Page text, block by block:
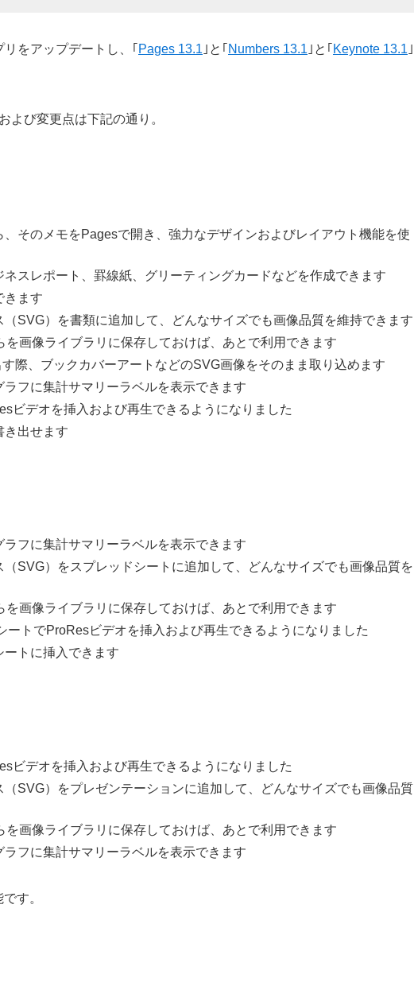
をアップデートし、｢ Pages 13.1 ｣と｢ Numbers 13.1 ｣と｢ Keynote 13.1 ｣
よび変更点は下記の通り。
そのメモをPagesで開き、強力なデザインおよびレイアウト機能を使
スレポート、罫線紙、グリーティングカードなどを作成できます
きます
SVG）を書類に追加して、どんなサイズでも画像品質を維持できます
画像ライブラリに保存しておけば、あとで利用できます
際、ブックカバーアートなどのSVG画像をそのまま取り込めます
フに集計サマリーラベルを表示できます
ビデオを挿入および再生できるようになりました
き出せます
フに集計サマリーラベルを表示できます
SVG）をスプレッドシートに追加して、どんなサイズでも画像品質を
画像ライブラリに保存しておけば、あとで利用できます
トでProResビデオを挿入および再生できるようになりました
ートに挿入できます
ビデオを挿入および再生できるようになりました
SVG）をプレゼンテーションに追加して、どんなサイズでも画像品質
画像ライブラリに保存しておけば、あとで利用できます
フに集計サマリーラベルを表示できます
す。